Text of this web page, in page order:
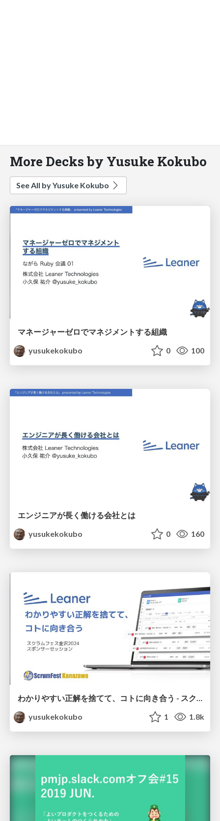
More Decks by Yusuke Kokubo
See All by Yusuke Kokubo
マネージャーゼロでマネジメントする組織
yusukekokubo
0 100
エンジニアが長く働ける会社とは
yusukekokubo
0 160
わかりやすい正解を捨てて、コトに向き合う - スクラムフェス金沢2024 スポンサーセッション
yusukekokubo
1 1.8k